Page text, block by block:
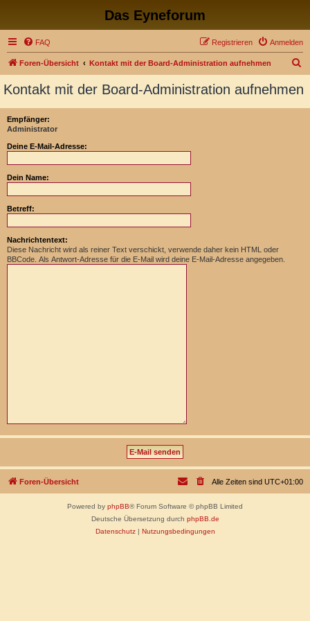
Das Eyneforum
FAQ Anmelden
Registrieren
Foren-Übersicht Kontakt mit der Board-Administration aufnehmen
c
Kontakt mit der Board-Administration aufnehmen
Empfänger:
Administrator
Deine E-Mail-Adresse:
Dein Name:
Betreff:
Nachrichtentext:
Diese Nachricht wird als reiner Text verschickt, verwende daher kein HTML oder
BBCode. Als Antwort-Adresse für die E-Mail wird deine E-Mail-Adresse angegeben.
Foren-Übersicht Alle Zeiten sind UTC+01:00
Powered by phpBB® Forum Software © phpBB Limited
Deutsche Übersetzung durch phpBB.de
Datenschutz| Nutzungsbedingungen